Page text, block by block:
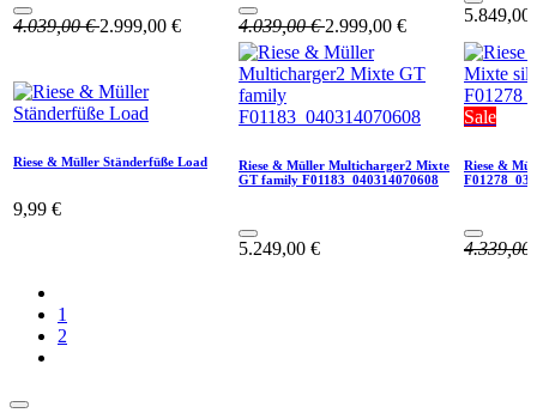
4.039,00€ 2.999,00 € 4.039,00€ 2.999,00 €
5.849,00
Riese & Müller Ständerfüße Load
9,99 €
Riese & Müller Multicharger2 Mixte
GT family F01183_040314070608
5.249,00 €
Sale
Riese &
4.339,00
1
2